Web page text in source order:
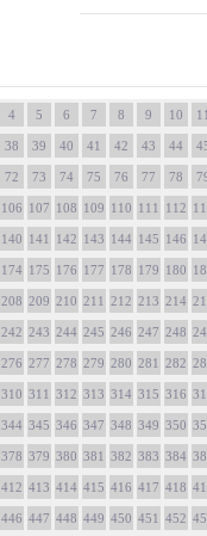
4 5 6 7 8 9 10
38 39 40 41 42 43 44
72 73 74 75 76 77 78
106 107 108 109 110 111 112
140 141 142 143 144 145 146
174 175 176 177 178 179 180
208 209 210 211 212 213 214
242 243 244 245 246 247 248
276 277 278 279 280 281 282
310 311 312 313 314 315 316
344 345 346 347 348 349 350
378 379 380 381 382 383 384
412 413 414 415 416 417 418
446 447 448 449 450 451 452